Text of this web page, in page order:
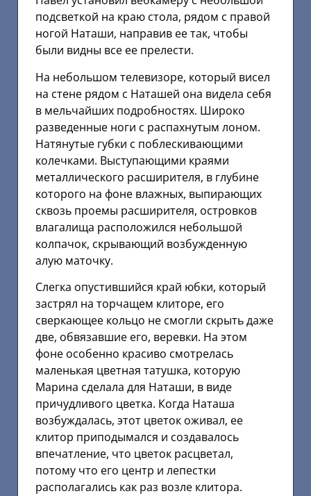
подсветкой на краю стола, рядом с правой
ногой Наташи, направив ее так, чтобы
были видны все ее прелести.
На небольшом телевизоре, который висел
на стене рядом с Наташей она видела себя
в мельчайших подробностях. Широко
разведенные ноги с распахнутым лоном.
Натянутые губки с поблескивающими
колечками. Выступающими краями
металлического расширителя, в глубине
которого на фоне влажных, выпирающих
сквозь проемы расширителя, островков
влагалища расположился небольшой
колпачок, скрывающий возбужденную
алую маточку.
Слегка опустившийся край юбки, который
застрял на торчащем клиторе, его
сверкающее кольцо не смогли скрыть даже
две, обвязавшие его, веревки. На этом
фоне особенно красиво смотрелась
маленькая цветная татушка, которую
Марина сделала для Наташи, в виде
причудливого цветка. Когда Наташа
возбуждалась, этот цветок оживал, ее
клитор приподымался и создавалось
впечатление, что цветок расцветал,
потому что его центр и лепестки
располагались как раз возле клитора.